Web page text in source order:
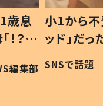
歳息
？」
編集部
小1から不
ッド」だ
作り続け
#令和の子
SNSで話題